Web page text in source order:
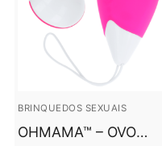
BRINQUEDOS SEXUAIS
OHMAMA™ – OVO